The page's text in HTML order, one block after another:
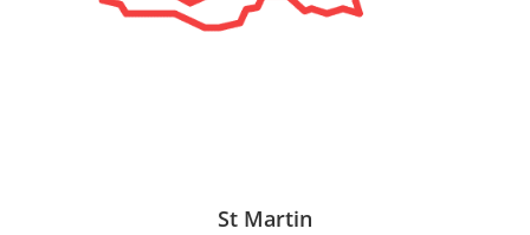
St Martin